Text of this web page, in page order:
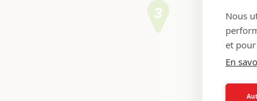
3
Nous
et
En